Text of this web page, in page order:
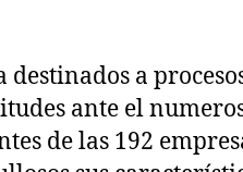
a
ante el
de las 192